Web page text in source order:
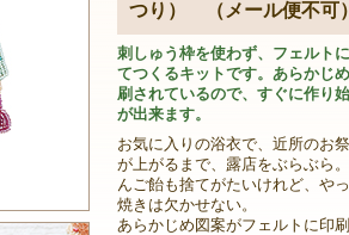
つり） （メール便不可）
刺しゅう枠を使わず、フェルト
てつくるキットです。あらかじ
刷されているので、すぐに作り
が出来ます。
お気に入りの浴衣で、近所のお
が上がるまで、露店をぶらぶら
んご飴も捨てがたいけれど、や
焼きは欠かせない。
あらかじめ図案がフェルトに印